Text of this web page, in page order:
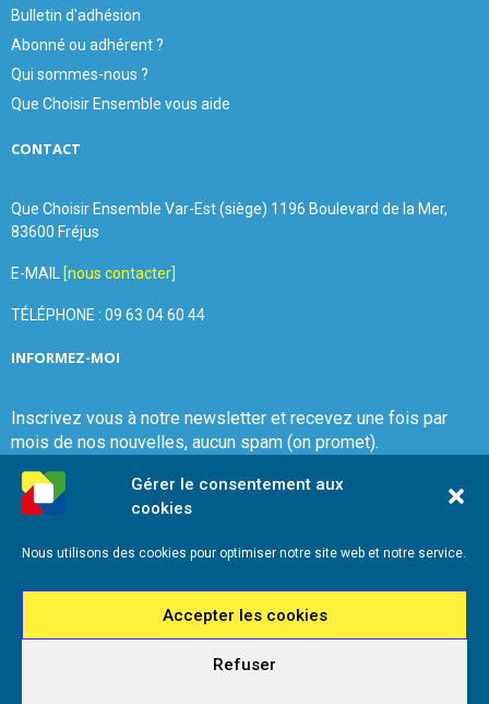
Gérer le consentement aux
cookies
Nous utilisons des cookies pour optimiser notre site web et notre service.
Accepter les cookies
Refuser
Bulletin d'adhésion
Abonné ou adhérent ?
Qui sommes-nous ?
Que Choisir Ensemble vous aide
CONTACT
Que Choisir Ensemble Var-Est (siège) 1196 Boulevard de la Mer,
83600 Fréjus
E-MAIL [nous contacter]
TÉLÉPHONE : 09 63 04 60 44
INFORMEZ-MOI
Inscrivez vous à notre newsletter et recevez une fois par
mois de nos nouvelles, aucun spam (on promet).